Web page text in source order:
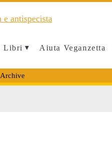
Libri Aiuta Veganzetta
Archive